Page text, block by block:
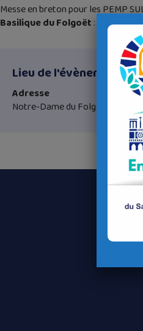
Messe en breton pour les PEMP
Basilique du Folgoët : les cinq
Lieu de l'évènement
Adresse
Notre-Dame du Folgoët